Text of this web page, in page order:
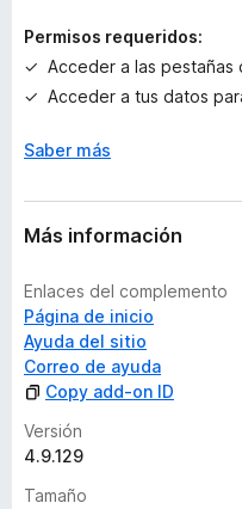
l
r
a
i
n
e
Permisos requeridos:
Acceder a las pestañas
Acceder a tus datos
Saber más
Más información
Enlaces del complemento
Página de inicio
Ayuda del sitio
Correo de ayuda
Copy add-on ID
Versión
4.9.129
Tamaño